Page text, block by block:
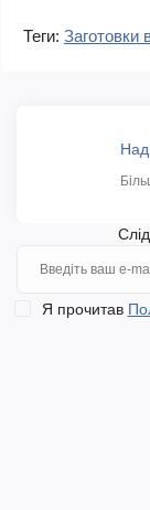
Теги: Заготовки
Я прочитав